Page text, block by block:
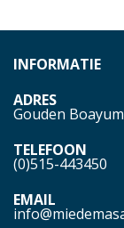
INFORMATIE
ADRES
Gouden
TELEFOON
(0)515-443450
EMAIL